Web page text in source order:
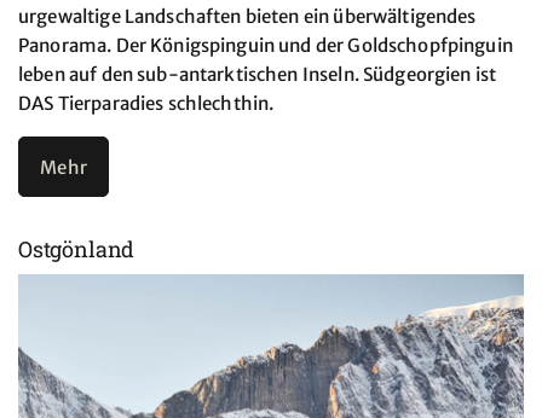
urgewaltige Landschaften bieten ein überwältigendes
Panorama. Der Königspinguin und der Goldschopfpinguin
leben auf den sub-antarktischen Inseln. Südgeorgien ist
DAS Tierparadies schlechthin.
Mehr
Ostgönland